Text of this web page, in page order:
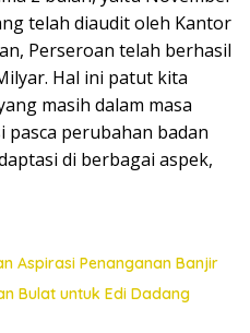
telah diaudit oleh Kantor
Perseroan telah berhasil
Hal ini patut kita
masih dalam masa
pasca perubahan badan
di berbagai aspek,
Aspirasi Penanganan Banjir
Bulat untuk Edi Dadang